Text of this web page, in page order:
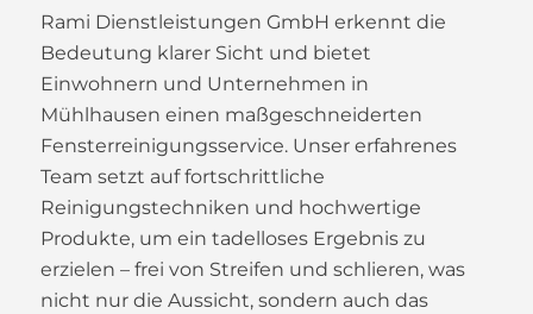
Rami Dienstleistungen GmbH erkennt die
Bedeutung klarer Sicht und bietet
Einwohnern und Unternehmen in
Mühlhausen einen maßgeschneiderten
Fensterreinigungsservice. Unser erfahrenes
Team setzt auf fortschrittliche
Reinigungstechniken und hochwertige
Produkte, um ein tadelloses Ergebnis zu
erzielen – frei von Streifen und schlieren, was
nicht nur die Aussicht, sondern auch das